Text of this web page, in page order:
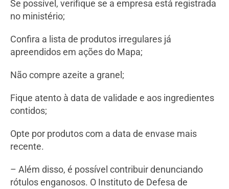
Se possível, verifique se a empresa está registrada
no ministério;
Confira a lista de produtos irregulares já
apreendidos em ações do Mapa;
Não compre azeite a granel;
Fique atento à data de validade e aos ingredientes
contidos;
Opte por produtos com a data de envase mais
recente.
– Além disso, é possível contribuir denunciando
rótulos enganosos. O Instituto de Defesa de